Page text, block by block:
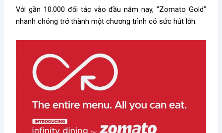
Với gần 10.000 đối tác vào đầu năm nay, “Zomato Gold”
nhanh chóng trở thành một chương trình có sức hút lớn.